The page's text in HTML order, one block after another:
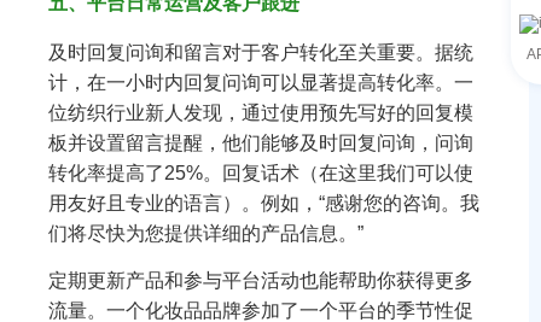
及时回复问询和留言对于客户转化至关重要。据统
计，在一小时内回复问询可以显著提高转化率。一
位纺织行业新人发现，通过使用预先写好的回复模
板并设置留言提醒，他们能够及时回复问询，问询
转化率提高了25%。回复话术（在这里我们可以使
用友好且专业的语言）。例如，“感谢您的咨询。我
们将尽快为您提供详细的产品信息。”
定期更新产品和参与平台活动也能帮助你获得更多
流量。一个化妆品品牌参加了一个平台的季节性促